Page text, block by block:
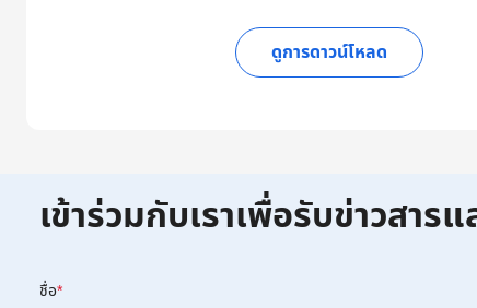
ดูการดาวน์โหลด
เข้าร่วมกับเราเพื่อรับข่าวสาร
ชื่อ*